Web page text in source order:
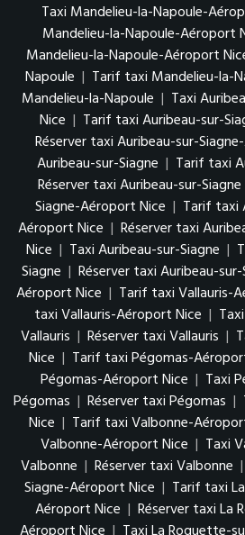
Taxi Mandelieu-la-Napoule-
Mandelieu-la-Napoule-Aéroport
Mandelieu-la-Napoule-Aéroport
Napoule | Tarif taxi Mandelieu-la-
Mandelieu-la-Napoule | Taxi
Nice | Tarif taxi Auribeau-sur-
Réserver taxi Auribeau-sur-
Auribeau-sur-Siagne | Tarif taxi
Réserver taxi Auribeau-sur-Siagne
Siagne-Aéroport Nice | Tarif taxi
Aéroport Nice | Réserver taxi
Nice | Taxi Auribeau-sur-Siagne |
Siagne | Réserver taxi Auribeau-sur-
Aéroport Nice | Tarif taxi Vallauris-
taxi Vallauris-Aéroport Nice |
Vallauris | Réserver taxi Vallauris |
Nice | Tarif taxi Pégomas-
Pégomas-Aéroport Nice | Taxi
Pégomas | Réserver taxi Pégomas |
Nice | Tarif taxi Valbonne-
Valbonne-Aéroport Nice | Taxi
Valbonne | Réserver taxi Valbonne |
Siagne-Aéroport Nice | Tarif taxi
Aéroport Nice | Réserver taxi La